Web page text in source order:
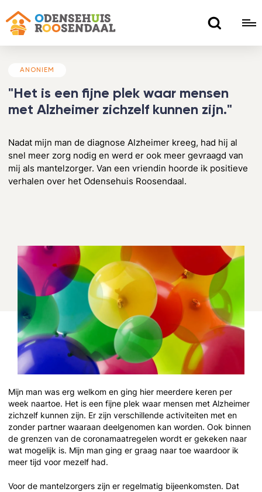
ANONIEM
"Het is een fijne plek waar mensen
met Alzheimer zichzelf kunnen zijn."
Nadat mijn man de diagnose Alzheimer kreeg, had hij al
snel meer zorg nodig en werd er ook meer gevraagd van
mij als mantelzorger. Van een vriendin hoorde ik positieve
verhalen over het Odensehuis Roosendaal.
Mijn man was erg welkom en ging hier meerdere keren per
week naartoe. Het is een fijne plek waar mensen met Alzheimer
zichzelf kunnen zijn. Er zijn verschillende activiteiten met en
zonder partner waaraan deelgenomen kan worden. Ook binnen
de grenzen van de coronamaatregelen wordt er gekeken naar
wat mogelijk is. Mijn man ging er graag naar toe waardoor ik
meer tijd voor mezelf had.
Voor de mantelzorgers zijn er regelmatig bijeenkomsten. Dat